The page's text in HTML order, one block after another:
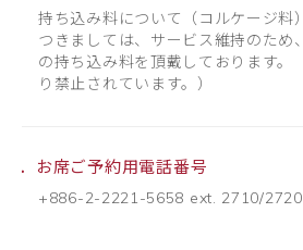
持ち込み料について（コルケージ料
つきましては、サービス維持のた
の持ち込み料を頂戴しております。
り禁止されています。）
お席ご予約用電話番号
+886-2-2221-5658 ext. 2710/2720